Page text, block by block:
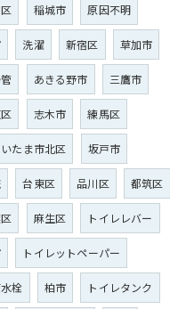
稲城市 原因不明
洗濯 新宿区 草加市
あきる野市 三鷹市
志木市 練馬区
たま市北区 坂戸市
台東区 品川区 都筑区
麻生区 トイレレバー
トイレットペーパー
栓 柏市 トイレタンク